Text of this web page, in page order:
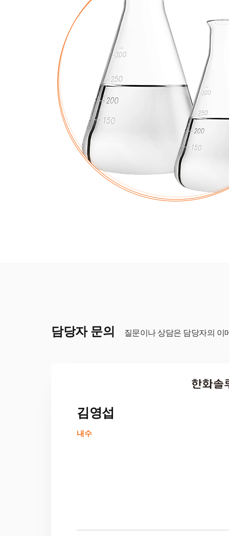
담당자 문의 질문이나 상담은 담당자의 이
김영섭
내수